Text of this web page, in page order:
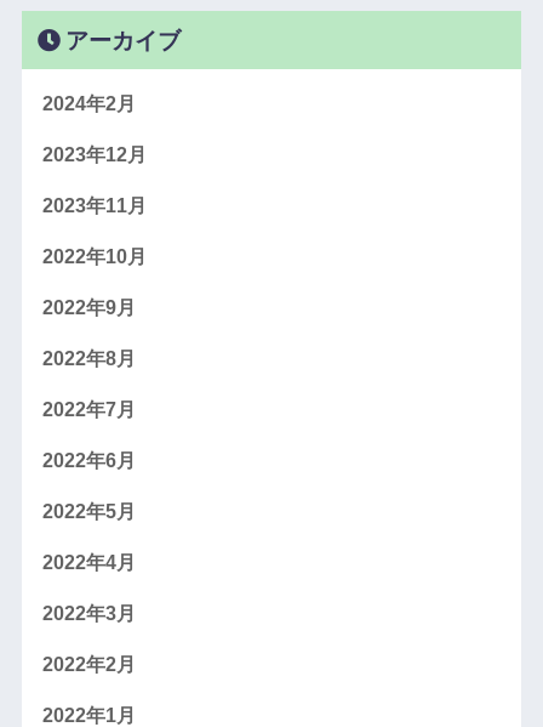
アーカイブ
2024年2月
2023年12月
2023年11月
2022年10月
2022年9月
2022年8月
2022年7月
2022年6月
2022年5月
2022年4月
2022年3月
2022年2月
2022年1月